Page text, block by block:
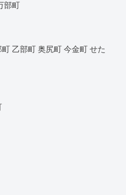
部町
乙部町 奥尻町 今金町 せた